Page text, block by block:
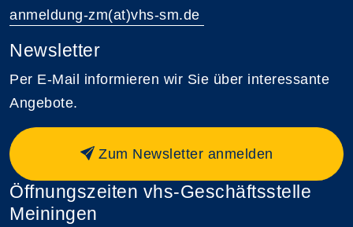
anmeldung-zm(at)vhs-sm.de
Newsletter
Per E-Mail informieren wir Sie über interessante
Angebote.
Zum Newsletter anmelden
Öffnungszeiten vhs-Geschäftsstelle
Meiningen